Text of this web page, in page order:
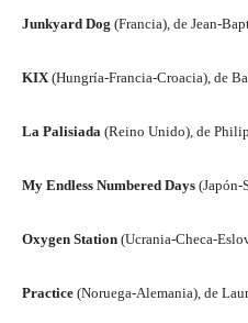
Junkyard Dog (Francia), de Jean-
KIX (Hungría-Francia-Croacia), de
La Palisiada (Reino Unido), de
My Endless Numbered Days (Japón-
Oxygen Station (Ucrania-Checa-
Practice (Noruega-Alemania), de